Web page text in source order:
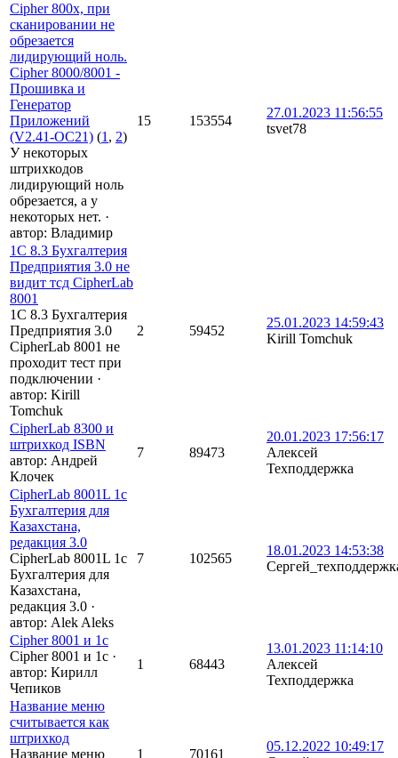
Cipher 800x, при
сканировании не
обрезается
лидирующий ноль.
Cipher 8000/8001 -
Прошивка и
Генератор
Приложений
(V2.41-OC21) (1 , 2)
У некоторых
штрихкодов
лидирующий ноль
обрезается, а у
некоторых нет. ·
автор: Владимир
15 153554
27.01.2023 11:56:55
tsvet78
1С 8.3 Бухгалтерия
Предприятия 3.0 не
видит тсд CipherLab
8001
1С 8.3 Бухгалтерия
Предприятия 3.0
CipherLab 8001 не
проходит тест при
подключении ·
автор: Kirill
Tomchuk
2 59452
25.01.2023 14:59:43
Kirill Tomchuk
CipherLab 8300 и
штрихкод ISBN
автор: Андрей
Клочек
7 89473
20.01.2023 17:56:17
Алексей
Техподдержка
СipherLab 8001L 1с
Бухгалтерия для
Казахстана,
редакция 3.0
СipherLab 8001L 1с
Бухгалтерия для
Казахстана,
редакция 3.0 ·
автор: Alek Aleks
7 102565
18.01.2023 14:53:38
Cipher 8001 и 1с
Cipher 8001 и 1с ·
автор: Кирилл
Чепиков
1 68443
13.01.2023 11:14:10
Алексей
Техподдержка
Название меню
считывается как
штрихкод
Название меню
1 70161
05.12.2022 10:49:17